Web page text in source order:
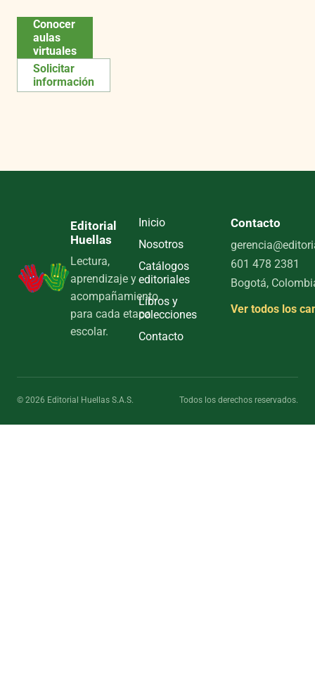
Conocer
aulas
virtuales
Solicitar
información
Editorial
Huellas
Lectura,
aprendizaje y
acompañamiento
para cada etapa
escolar.
Inicio
Nosotros
Catálogos
editoriales
Libros y
colecciones
Contacto
Contacto
601 478 2381
Bogotá,
Ver todos los
© 2026 Editorial Huellas S.A.S. Todos los derechos reservados.